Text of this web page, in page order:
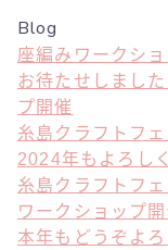
Blog
座編みワークシ
お待たせしまし
プ開催
糸島クラフトフ
2024年もよろし
糸島クラフトフェ
ワークショップ
本年もどうぞよ